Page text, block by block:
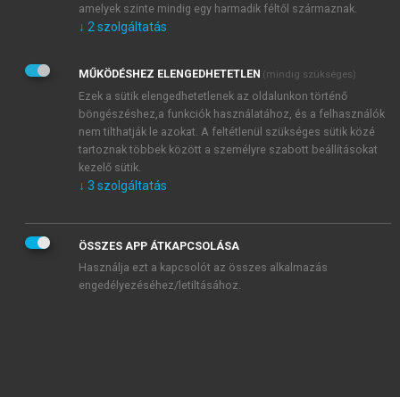
Kérek értesítést a MeRSZ újdonságairól, akcióiról.
Kérek értesítést az Akadémiai Kiadó Zrt. újdonságairól,
Adatkezelési tájékoztatóbanfoglaltakat tudomásul
veszem és elfogadom.
Általános vásárlási feltételeket, valamint a szotar.netés a
mersz.huoldalak licencszerződéseiben foglaltakat
tudomásul veszem és elfogadom.
KIPRÓBÁLOM
amelyek szinte mindig egy harmadik féltől származnak.
↓ 2 szolgáltatás
MŰKÖDÉSHEZ ELENGEDHETETLEN (mindig szükséges)
Ezek a sütik elengedhetetlenek az oldalunkon történő
böngészéshez,a funkciók használatához, és a felhasználók
nem tilthatják le azokat. A feltétlenül szükséges sütik közé
tartoznak többek között a személyre szabott beállításokat
kezelő sütik.
↓ 3 szolgáltatás
ÖSSZES APP ÁTKAPCSOLÁSA
Használja ezt a kapcsolót az összes alkalmazás
engedélyezéséhez/letiltásához.